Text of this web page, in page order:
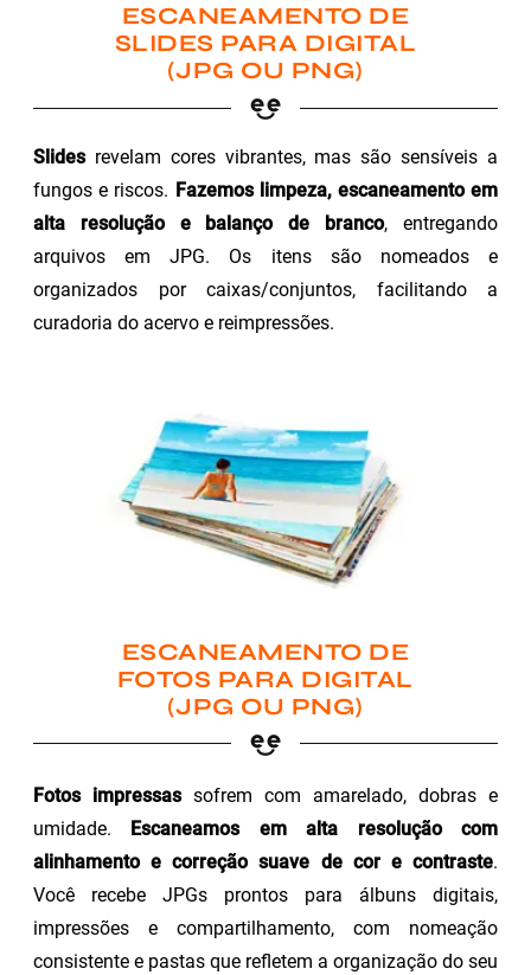
ESCANEAMENTO DE
SLIDES PARA DIGITAL
(JPG OU PNG)
Slidesrevelam cores vibrantes, mas são sensíveis a
fungos e riscos. Fazemos limpeza, escaneamento em
alta resolução e balanço de branco, entregando
arquivos em JPG. Os itens são nomeados e
organizados por caixas/conjuntos, facilitando a
curadoria do acervo e reimpressões.
ESCANEAMENTO DE
FOTOS PARA DIGITAL
(JPG OU PNG)
Fotos impressassofrem com amarelado, dobras e
umidade. Escaneamos em alta resolução com
alinhamento e correção suave de cor e contraste.
Você recebe JPGs prontos para álbuns digitais,
impressões e compartilhamento, com nomeação
consistente e pastas que refletem a organização do seu